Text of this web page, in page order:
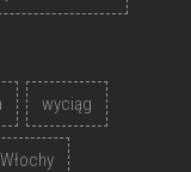
wyciąg
Włochy